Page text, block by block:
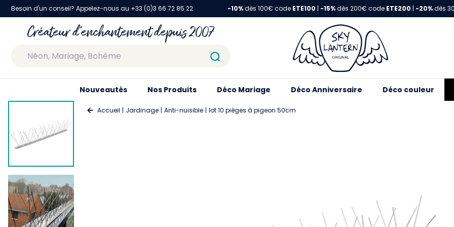
Besoin d'un conseil? Appelez-nous au +33 (0)3 66 72 85 22 -10%dès 100€ code ETE100 | -15%dès 200€ code ETE200 | -20%dès
Créateur d'enchantement depuis 2007
Nouveautés Nos Produits Déco Mariage Déco Anniversaire Déco couleur
Accueil Jardinage Anti-nuisible lot 10 pièges à pigeon 50cm